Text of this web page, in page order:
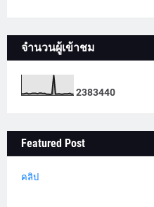
จำนวนผู้เข้าชม
2383440
Featured Post
คลิป